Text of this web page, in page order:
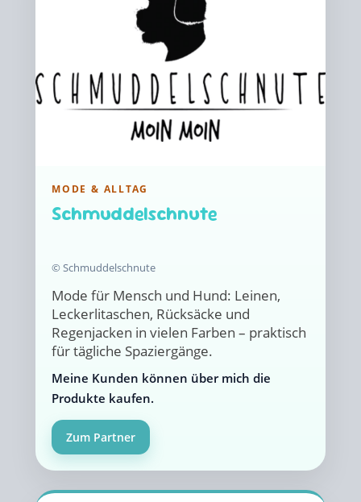
MODE & ALLTAG
Schmuddelschnute
© Schmuddelschnute
Mode für Mensch und Hund: Leinen,
Leckerlitaschen, Rücksäcke und
Regenjacken in vielen Farben – praktisch
für tägliche Spaziergänge.
Meine Kunden können über mich die
Produkte kaufen.
Zum Partner